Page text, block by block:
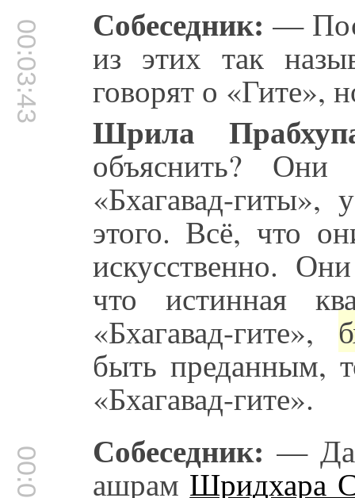
00:03:43 Собеседник: —
из этих так
говорят о «Гите»,
Шрила
объяснить?
«Бхагавад-
этого. Всё, что
искусственно.
что истинная
«Бхагавад-гите»,
быть преданным,
«Бхагавад-гите».
Собеседник: —
ашрам Шридхара